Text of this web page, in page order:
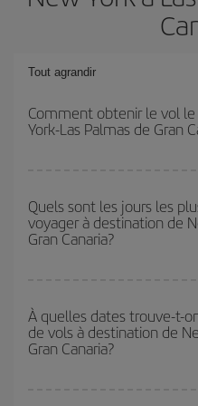
Tout agrandir
Comment obtenir le vol
York-Las Palmas de Gran
Gran Canaria-dest et
hautes saisons, en achetant à
les dates et les horaires de votre
Quels sont les jours les
voyager à destination de
Gran Canaria?
vous suffit de lancer une
recherche de vols
où vous voulez aller et à
À quelles dates trouve-t-
de vols à destination de
Gran Canaria?